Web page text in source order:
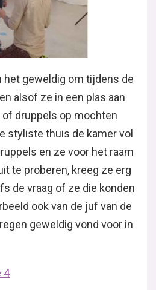
het geweldig om tijdens de
alsof ze in een plas aan
druppels op mochten
styliste thuis de kamer vol
en ze voor het raam
te proberen, kreeg ze erg
de vraag of ze die konden
ook van de juf van de
geweldig vond voor in